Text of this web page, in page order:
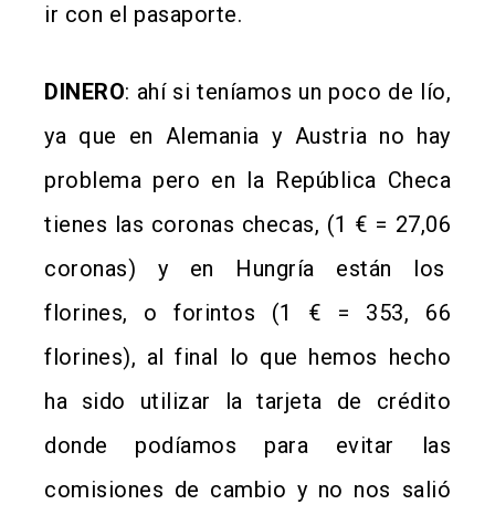
ir con el pasaporte.
DINERO: ahí si teníamos un poco de lío,
ya que en Alemania y Austria no hay
problema pero en la República Checa
tienes las coronas checas, (1 € = 27,06
coronas) y en Hungría están los
florines, o forintos (1 € = 353, 66
florines), al final lo que hemos hecho
ha sido utilizar la tarjeta de crédito
donde podíamos para evitar las
comisiones de cambio y no nos salió